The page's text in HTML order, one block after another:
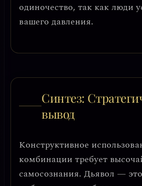
одиночество, так как люди
вашего давления.
Синтез:
вывод
Конструктивное
комбинации требует
самосознания. Дьявол —